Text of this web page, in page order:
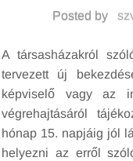
Posted by
A társasházakról
tervezett új
képviselő vagy az
végrehajtásáról
hónap 15. napjáig jól
helyezni az erről